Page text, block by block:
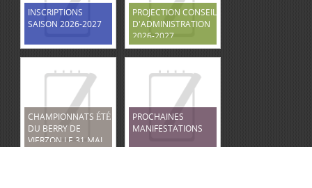
INSCRIPTIONS
SAISON 2026-2027
PROJECTION CONSEIL
D'ADMINISTRATION
2026-2027
CHAMPIONNATS ÉTÉ
DU BERRY DE
VIERZON LE 31 MAI
PROCHAINES
MANIFESTATIONS